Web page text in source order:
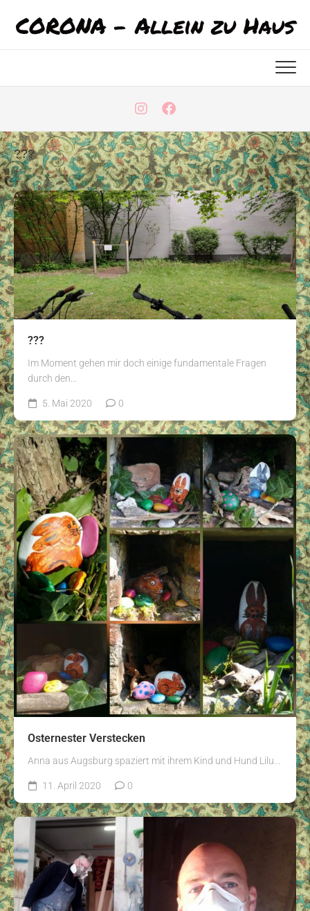
contentCORONA - Allein zu Haus
???
???
Im Moment gehen mir doch einige fundamentale Fragen
durch den...
5. Mai 2020 0
Osternester Verstecken
Anna aus Augsburg spaziert mit ihrem Kind und Hund Lilu...
11. April 2020 0